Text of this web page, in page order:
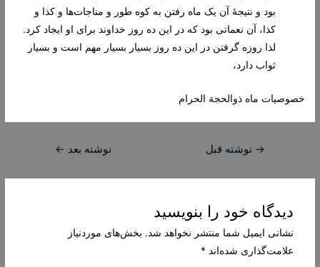
بود و نتیجۀ آن یک ماه رفتن به کوه طور و مناجات‌ها و کذا و
کذا، آن نعماتی بود که در این ده روز خداوند برای او ایجاد کرد.
لذا روزه گرفتن در این ده روز بسیار بسیار مهم است و بسیار
ثواب دارد،
خصوصیات ماه ذوالحجة الحرام‌
راهبری
→ نوشته قبل نوشته بعد ←
دیدگاه‌ خود را بنویسید
نشانی ایمیل شما منتشر نخواهد شد. بخش‌های موردنیاز
علامت‌گذاری شده‌اند *